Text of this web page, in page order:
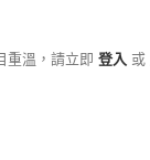
重溫，請立即 登入 或